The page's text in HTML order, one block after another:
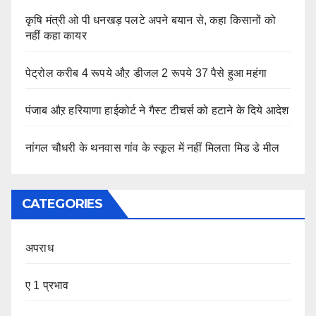
कृषि मंत्री ओ पी धनखड़ पलटे अपने बयान से, कहा किसानों को
नहीं कहा कायर
पेट्रोल करीब 4 रूपये औऱ डीजल 2 रूपये 37 पैसे हुआ महंगा
पंजाब औऱ हरियाणा हाईकोर्ट ने गैस्ट टीचर्स को हटाने के दिये आदेश
नांगल चौधरी के थनवास गांव के स्कूल में नहीं मिलता मिड डे मील
CATEGORIES
अपराध
ए 1 प्रभाव